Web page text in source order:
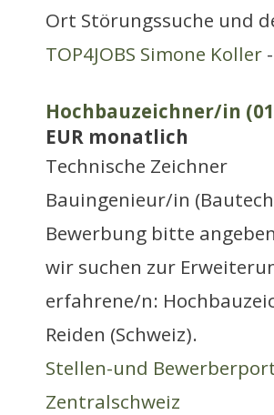
Ort Störungssuche und
TOP4JOBS Simone Koller
Hochbauzeichner/in
EUR monatlich
Technische Zeichner
Bauingenieur/in
Bewerbung bitte
wir suchen zur
erfahrene/n:
Reiden (Schweiz).
Stellen-und
Zentralschweiz